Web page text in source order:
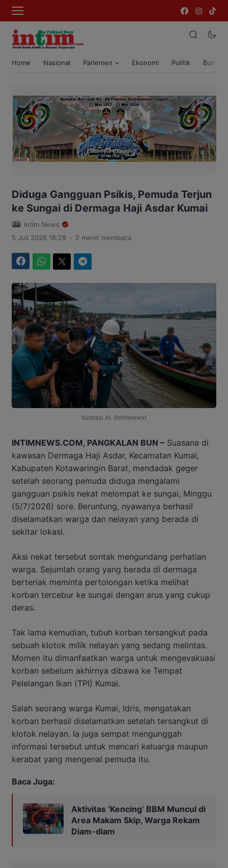
Home Nasional Parlemen Ekonomi Politik Bumi
Diduga Gangguan Psikis, Pemuda Terjun
ke Sungai di Dermaga Haji Asdar Kumai
Intim News
5 Juli 2026 18:28 . 2 menit membaca
Ilustrasi AI. (Intimnews)
INTIMNEWS.COM, PANGKALAN BUN – Suasana di
kawasan Dermaga Haji Asdar, Kecamatan Kumai,
Kabupaten Kotawaringin Barat, mendadak geger
setelah seorang pemuda diduga mengalami
gangguan psikis nekat melompat ke sungai, Minggu
(5/7/2026) sore. Beruntung, nyawanya berhasil
diselamatkan warga dan nelayan yang berada di
sekitar lokasi.
Aksi nekat tersebut sontak mengundang perhatian
warga. Sejumlah orang yang berada di dermaga
berteriak meminta pertolongan ketika melihat
korban tercebur ke sungai dengan arus yang cukup
deras.
Tak lama kemudian, tubuh korban tersangkut pada
sebuah klotok milik nelayan yang sedang melintas.
Momen itu dimanfaatkan warga untuk mengevakuasi
korban sebelum akhirnya dibawa ke Tempat
Pelelangan Ikan (TPI) Kumai.
Salah seorang warga Kumai, Idris, mengatakan
korban berhasil diselamatkan setelah tersangkut di
klotok nelayan. Ia juga sempat mengunggah
informasi tersebut untuk mencari keluarga maupun
kerabat yang mengenal pemuda itu.
Baca Juga:
Aktivitas ‘Kencing’ BBM Muncul di
Area Makam Skip, Warga Rekam
Diam-diam